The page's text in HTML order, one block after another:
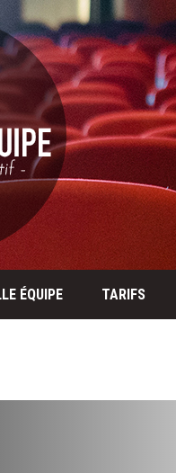
ÉQUIPE TARIFS